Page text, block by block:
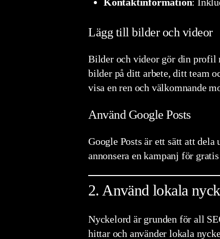
Lägg till bilder och videor
Bilder och videor gör din profil
bilder på ditt arbete, ditt team
visa en ren och välkomnande
Använd Google Posts
Google Posts är ett sätt att
annonsera en kampanj för
2. Använd lokala
Nyckelord är grunden för all
hittar och använder lokala